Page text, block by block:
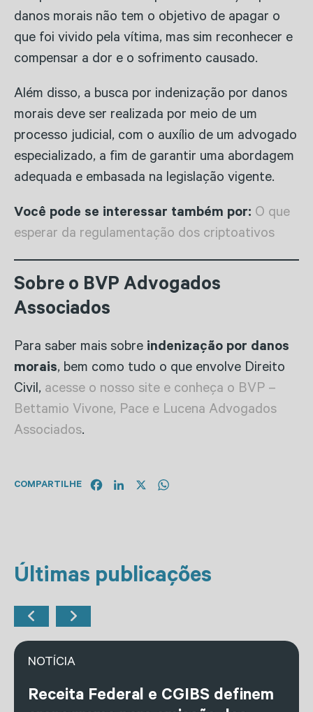
danos morais não tem o objetivo de apagar o
que foi vivido pela vítima, mas sim reconhecer e
compensar a dor e o sofrimento causado.
Além disso, a busca por indenização por danos
morais deve ser realizada por meio de um
processo judicial, com o auxílio de um advogado
especializado, a fim de garantir uma abordagem
adequada e embasada na legislação vigente.
Você pode se interessar também por: O que
esperar da regulamentação dos criptoativos
Sobre o BVP Advogados
Associados
Para saber mais sobre indenização por danos
morais, bem como tudo o que envolve Direito
Civil, acesse o nosso site e conheça o BVP –
Bettamio Vivone, Pace e Lucena Advogados
Associados.
COMPARTILHE FacebookLinkedIn
Últimas publicações
NOTÍCIA
Receita Federal e CGIBS definem